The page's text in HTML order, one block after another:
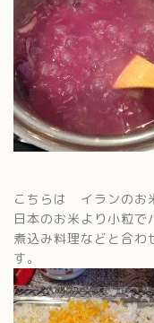
こちらは イランのお
日本のお米より小粒
煮込み料理などと合
す。